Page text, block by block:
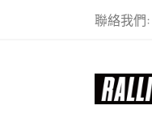
聯絡我們: